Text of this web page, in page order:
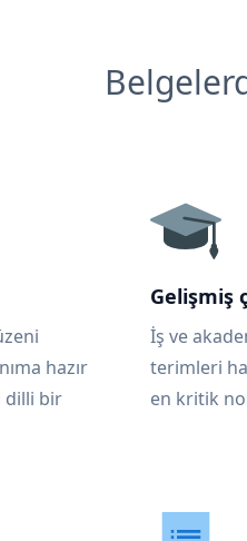
hazır
dilli bir
Gelişmiş
İş ve
terimleri
en kritik